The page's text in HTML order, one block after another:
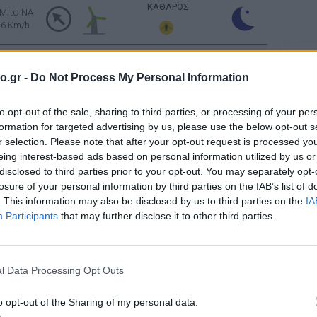
- Do Not Process My Personal Information
opt-out of the sale, sharing to third parties, or processing of your
for targeted advertising by us, please use the below opt-out
selection. Please note that after your opt-out request is processed
interest-based ads based on personal information utilized by us
to third parties prior to your opt-out. You may separately
of your personal information by third parties on the IAB’s list of
This information may also be disclosed by us to third parties on the
Participants that may further disclose it to other third parties.
Data Processing Opt Outs
opt-out of the Sharing of my personal data.
NA
Km/h
ΚΑΘΑΡΟΣ
Km/h
Μπφ B
Km/h
ΚΑΘΑΡΟΣ
3 Μπφ B
Km/h
ΚΑΘΑΡΟΣ
Μπφ B
Km/h
ΚΑΘΑΡΟΣ
2026